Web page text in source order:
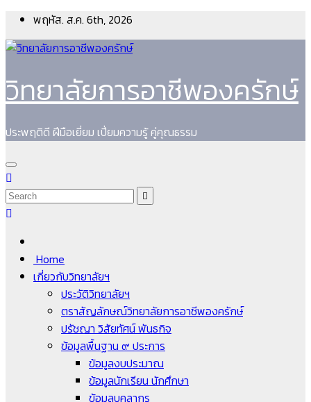
Skip
to
content
พฤหัส. ส.ค. 6th, 2026
วิทยาลัยการอาชีพองครักษ์
ประพฤติดี ฝีมือเยี่ยม เปี่ยมความรู้ คู่คุณธรรม
Home
เกี่ยวกับวิทยาลัยฯ
ประวัติวิทยาลัยฯ
ตราสัญลักษณ์วิทยาลัยการอาชีพองครักษ์
ปรัชญา วิสัยทัศน์ พันธกิจ
ข้อมูลพื้นฐาน ๙ ประการ
ข้อมูลงบประมาณ
ข้อมูลนักเรียน นักศึกษา
ข้อมูลบุคลากร